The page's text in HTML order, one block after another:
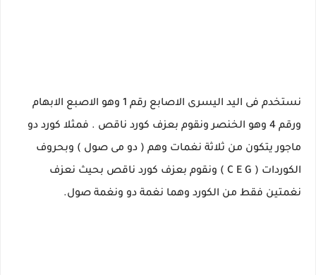
نستخدم فى اليد اليسرى الاصابع رقم 1 وهو الاصبع الابهام
ورقم 4 وهو الخنصر ونقوم بعزف كورد ناقص . فمثلا كورد دو
ماجور يتكون من ثلاثة نغمات وهم ( دو مى صول ) وبحروف
الكوردات ( C E G ) ونقوم بعزف كورد ناقص بحيث نعزف
نغمتين فقط من الكورد وهما نغمة دو ونغمة صول.